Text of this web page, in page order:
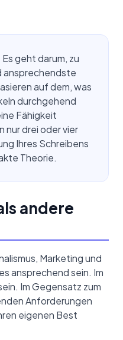
geht darum, zu
ansprechendste
auf dem, was
durchgehend
Fähigkeit
nur drei oder vier
Ihres Schreibens
Theorie.
andere
Marketing und
ansprechend sein. Im
Im Gegensatz zum
Anforderungen
eigenen Best